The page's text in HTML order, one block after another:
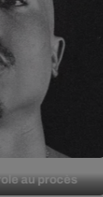
au procès